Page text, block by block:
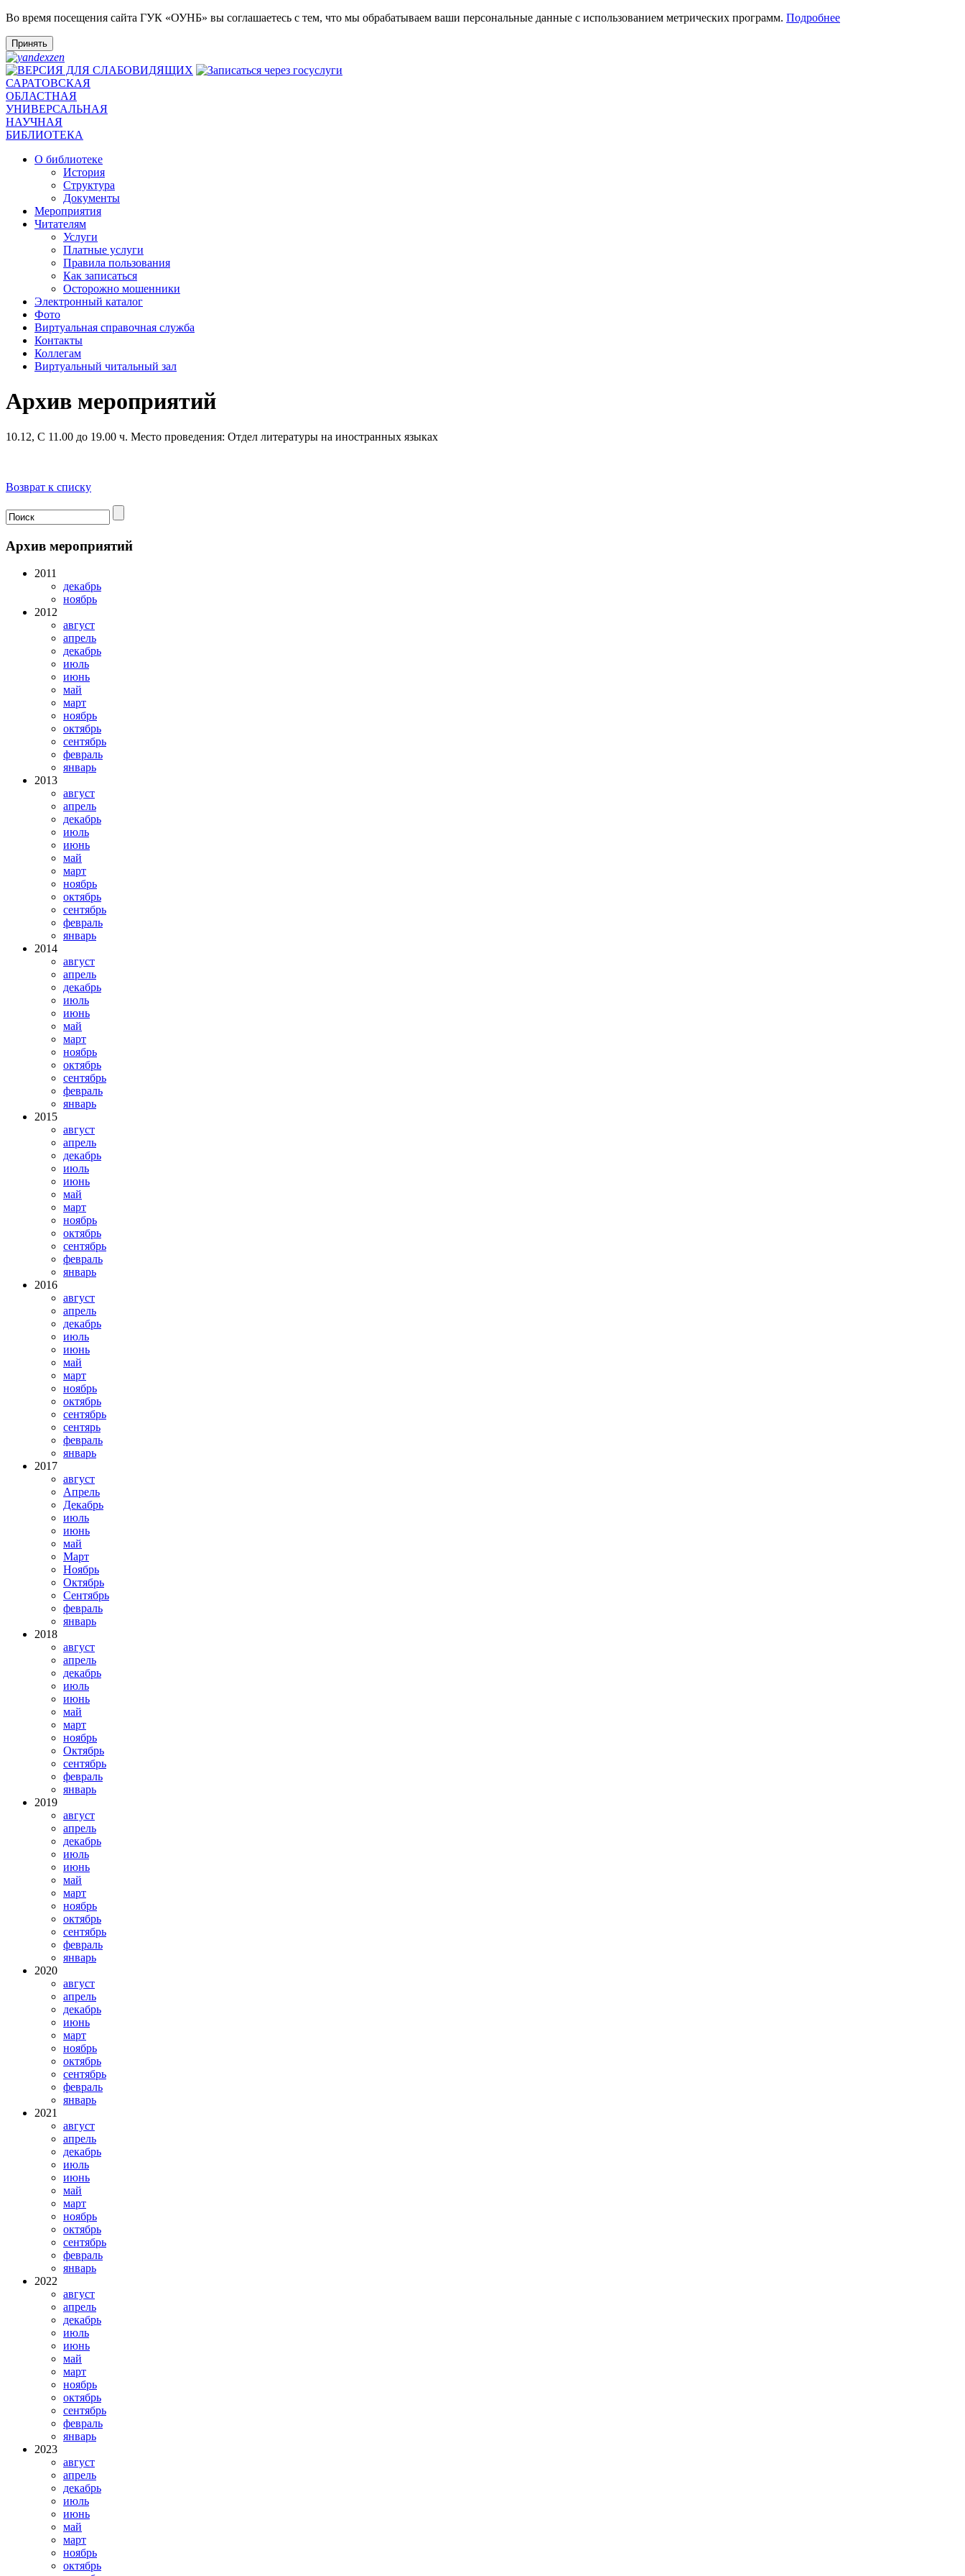
Во время посещения сайта ГУК «ОУНБ» вы соглашаетесь с тем, что мы обрабатываем ваши персональные данные с использованием метрических программ. Подробнее
Принять
САРАТОВСКАЯ
ОБЛАСТНАЯ
УНИВЕРСАЛЬНАЯ
НАУЧНАЯ
БИБЛИОТЕКА
О библиотеке
История
Структура
Документы
Мероприятия
Читателям
Услуги
Платные услуги
Правила пользования
Как записаться
Осторожно мошенники
Электронный каталог
Фото
Виртуальная справочная служба
Контакты
Коллегам
Виртуальный читальный зал
Архив мероприятий
10.12, С 11.00 до 19.00 ч. Место проведения: Отдел литературы на иностранных языках
Возврат к списку
Архив мероприятий
2011
декабрь
ноябрь
2012
август
апрель
декабрь
июль
июнь
май
март
ноябрь
октябрь
сентябрь
февраль
январь
2013
август
апрель
декабрь
июль
июнь
май
март
ноябрь
октябрь
сентябрь
февраль
январь
2014
август
апрель
декабрь
июль
июнь
май
март
ноябрь
октябрь
сентябрь
февраль
январь
2015
август
апрель
декабрь
июль
июнь
май
март
ноябрь
октябрь
сентябрь
февраль
январь
2016
август
апрель
декабрь
июль
июнь
май
март
ноябрь
октябрь
сентябрь
сентярь
февраль
январь
2017
август
Апрель
Декабрь
июль
июнь
май
Март
Ноябрь
Октябрь
Сентябрь
февраль
январь
2018
август
апрель
декабрь
июль
июнь
май
март
ноябрь
Октябрь
сентябрь
февраль
январь
2019
август
апрель
декабрь
июль
июнь
май
март
ноябрь
октябрь
сентябрь
февраль
январь
2020
август
апрель
декабрь
июнь
март
ноябрь
октябрь
сентябрь
февраль
январь
2021
август
апрель
декабрь
июль
июнь
май
март
ноябрь
октябрь
сентябрь
февраль
январь
2022
август
апрель
декабрь
июль
июнь
май
март
ноябрь
октябрь
сентябрь
февраль
январь
2023
август
апрель
декабрь
июль
июнь
май
март
ноябрь
октябрь